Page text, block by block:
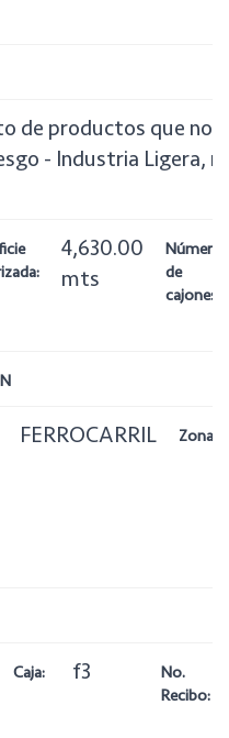
de productos que no
- Industria Ligera,
4,630.00
mts
Número
de
cajones:
FERROCARRIL Zona:
Caja: f3
No.
Recibo: